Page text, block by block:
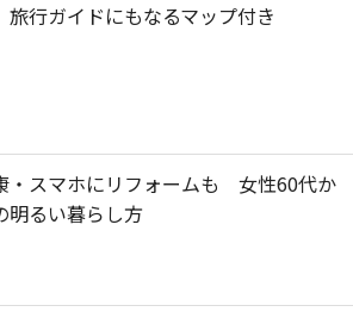
行ガイドにもなるマップ付き
・スマホにリフォームも 女性60代か
明るい暮らし方